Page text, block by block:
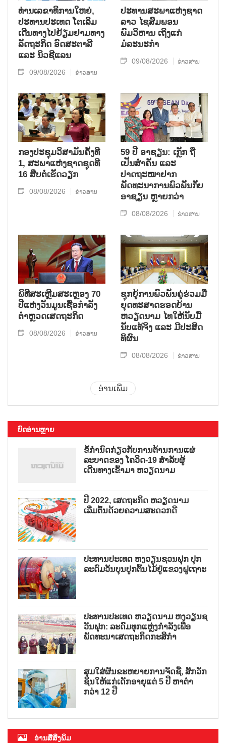
ທ່ານເລຂາທິການໃຫຍ່,
ປະທານປະເທດ ໂຕເລິມ
ເດີນທາງໄປຢ້ຽມຢາມທາງ
ລັດຖະກິດ ອົດສະຕາລີ
ແລະ ນິວຊີແລນ
09/08/2026 ຂ່າວສານ
ປະທານສະພາແຫ່ງຊາດ
ລາວ ໄຊສົມພອນ
ພົມວິຫານ ເຖິງແກ່
ມໍລະນະກຳ
09/08/2026 ຂ່າວສານ
ກອງປະຊຸມວິສາມັນຄັ້ງທີ
1, ສະພາແຫ່ງຊາດຊຸດທີ
16 ສືບຕໍ່ເຮັດວຽກ
08/08/2026 ຂ່າວສານ
59 ປີ ອາຊຽນ: ເກຼັກ ຖື
ເປັນສຳຄັນ ແລະ
ປາດຖະໜາຢາກ
ພັດທະນາການພົວພັນກັບ
ອາຊຽນ ຫຼາຍກວ່າ
08/08/2026 ຂ່າວສານ
ພິທີສະເຫຼີມສະເຫຼອງ 70
ປີແຫ່ງວັນມູນເຊື້ອກຳລັງ
ຕຳຫຼວດເສດຖະກິດ
08/08/2026 ຂ່າວສານ
ຊຸກ​ຍູ້​ການ​ພົວ​ພັນ​ຄູ່​ຮ່ວມ​ມື​
ຍຸດ​ທະ​ສາດ​ຮອດ​ບ້ານ
ຫວຽດ​ນາມ ໄທ​ໃຫ້​ນັບ​ມື້​
ນັບ​ແທ້​ຈິງ ແລະ ມີ​ປະ​ສິດ​
ທິ​ຜົນ
08/08/2026 ຂ່າວສານ
ອ່ານເພີ່ມ
ບົດອ່ານຫຼາຍ
ຂໍ້ກຳນົດກ່ຽວກັບການຕ້ານການແຜ່
ລະບາດຂອງ ໂຄວິດ-19 ສຳລັບຜູ້
ເດີນທາງເຂົ້າມາ ຫວຽດນາມ
ປີ 2022, ເສດຖະກິດ ຫວຽດນາມ
ເລີ່ມຕົ້ນດ້ວຍຄວາມສະດວກດີ
ປະທານປະເທດ ຫງວຽນຊວນຟຸກ ປຸກ
ລະດົມວັນບຸນປູກຕົ້ນໄມ້ຢູ່ແຂວງຝູເຖາະ
ປະທານປະເທດ ຫວຽດນາມ ຫງວຽນຊ
ວັນຟຸກ: ລະດົມທຸກແຫຼ່ງກຳລັງເພື່ອ
ພັດທະນາເສດຖະກິດກະສິກຳ
ສຸມໃສ່ຜັນຂະຫຍາຍການຈັດຊື້, ສັກວັກ
ຊິນໃຫ້ແກ່ເດັກອາຍຸແຕ່ 5 ປີ ຫາຕ່ຳ
ກວ່າ 12 ປີ
ອ່ານສື່ສິ່ງພິມ